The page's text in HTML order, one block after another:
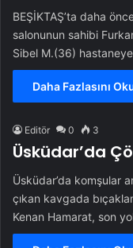
BEŞİKTAŞ’ta daha
salonunun sahibi
Sibel M.(36) hastaneye
Daha Fazlasını
Editör 0 3
Üsküdar’da
Üsküdar’da komşular
çıkan kavgada
Kenan Hamarat, son